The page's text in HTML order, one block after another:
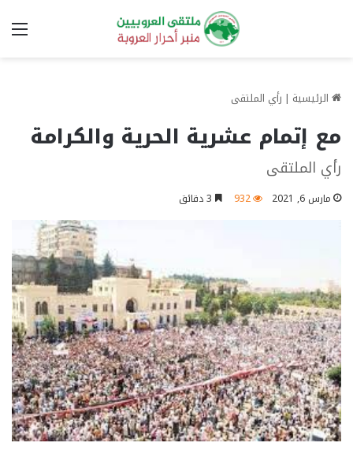
الرئيسية | رأي الملتقى
مع إتمام عشرية الحرية والكرامة
رأي الملتقى
مارس 6, 2021 932